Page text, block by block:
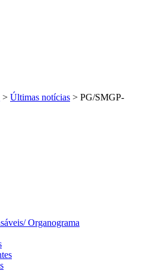
> Últimas notícias > PG/SMGP-
Organograma